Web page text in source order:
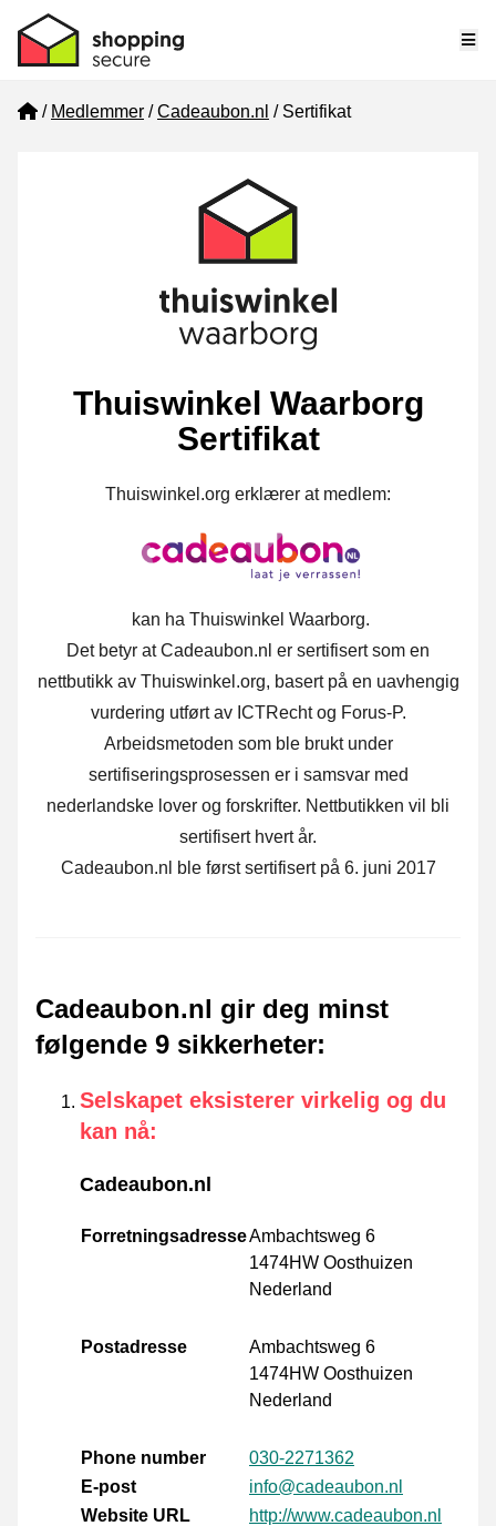
Home
Medlemmer Cadeaubon.nl Sertifikat
Thuiswinkel Waarborg
Sertifikat
Thuiswinkel.org erklærer at medlem:
kan ha Thuiswinkel Waarborg.
Det betyr at Cadeaubon.nl er sertifisert som en
nettbutikk av Thuiswinkel.org, basert på en uavhengig
vurdering utført av ICTRecht og Forus-P.
Arbeidsmetoden som ble brukt under
sertifiseringsprosessen er i samsvar med
nederlandske lover og forskrifter. Nettbutikken vil bli
sertifisert hvert år.
Cadeaubon.nl ble først sertifisert på 6. juni 2017
Cadeaubon.nl gir deg minst
følgende 9 sikkerheter:
Selskapet eksisterer virkelig og du
kan nå:
Cadeaubon.nl
ForretningsadresseAmbachtsweg 6
1474HW Oosthuizen
Nederland
Postadresse
Ambachtsweg 6
1474HW Oosthuizen
Nederland
Phone number
030-2271362
E-post
info@cadeaubon.nl
Website URL
http://www.cadeaubon.nl